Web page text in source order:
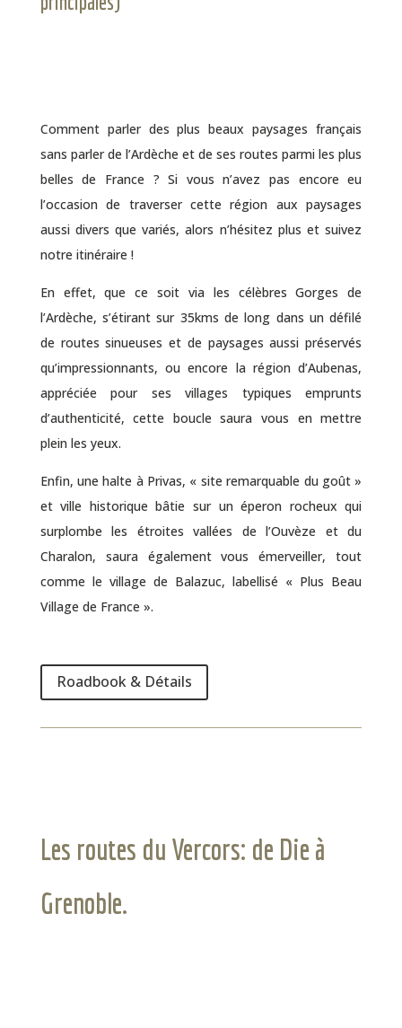
Comment parler des plus beaux paysages français
sans parler de l’Ardèche et de ses routes parmi les plus
belles de France ? Si vous n’avez pas encore eu
l’occasion de traverser cette région aux paysages
aussi divers que variés, alors n’hésitez plus et suivez
notre itinéraire !
En effet, que ce soit via les célèbres Gorges de
l’Ardèche, s’étirant sur 35kms de long dans un défilé
de routes sinueuses et de paysages aussi préservés
qu’impressionnants, ou encore la région d’Aubenas,
appréciée pour ses villages typiques emprunts
d’authenticité, cette boucle saura vous en mettre
plein les yeux.
Enfin, une halte à Privas, « site remarquable du goût »
et ville historique bâtie sur un éperon rocheux qui
surplombe les étroites vallées de l’Ouvèze et du
Charalon, saura également vous émerveiller, tout
comme le village de Balazuc, labellisé « Plus Beau
Village de France ».
Roadbook & Détails
Les routes du Vercors: de Die à
Grenoble.